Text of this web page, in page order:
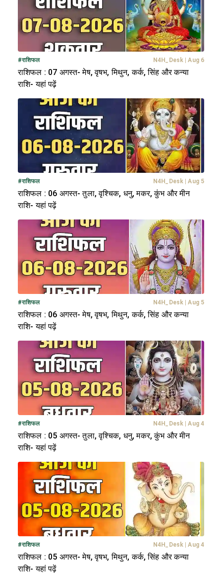
#राशिफल N4H_Desk | Aug 6
राशिफल : 07 अगस्त- मेष, वृषभ, मिथुन, कर्क, सिंह और कन्या
राशि- यहां पढ़ें
#राशिफल N4H_Desk | Aug 5
राशिफल : 06 अगस्त- तुला, वृश्चिक, धनु, मकर, कुंभ और मीन
राशि- यहां पढ़ें
#राशिफल N4H_Desk | Aug 5
राशिफल : 06 अगस्त- मेष, वृषभ, मिथुन, कर्क, सिंह और कन्या
राशि- यहां पढ़ें
#राशिफल N4H_Desk | Aug 4
राशिफल : 05 अगस्त- तुला, वृश्चिक, धनु, मकर, कुंभ और मीन
राशि- यहां पढ़ें
#राशिफल N4H_Desk | Aug 4
राशिफल : 05 अगस्त- मेष, वृषभ, मिथुन, कर्क, सिंह और कन्या
राशि- यहां पढ़ें